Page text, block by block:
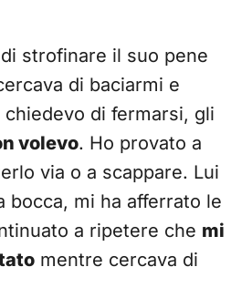
strofinare il suo pene
di baciarmi e
chiedevo di fermarsi, gli
volevo. Ho provato a
via o a scappare. Lui
bocca, mi ha afferrato le
a ripetere che mi
mentre cercava di